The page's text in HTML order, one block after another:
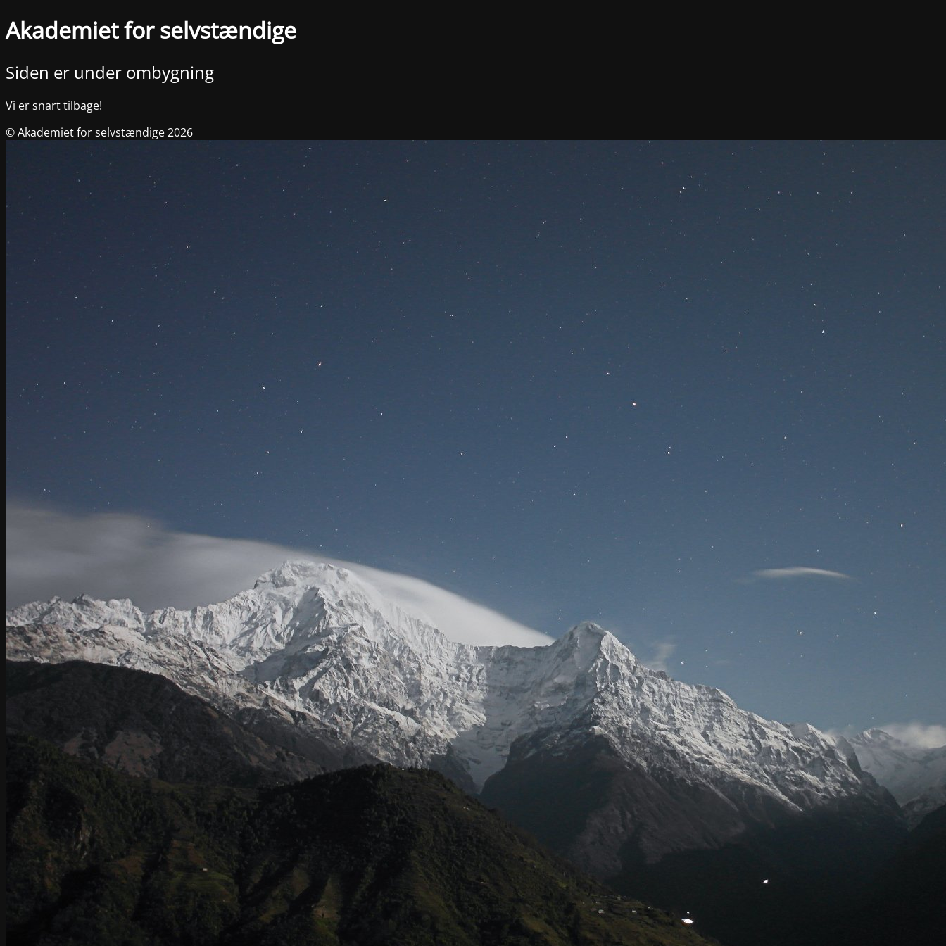
Akademiet for selvstændige
Siden er under ombygning
Vi er snart tilbage!
© Akademiet for selvstændige 2026